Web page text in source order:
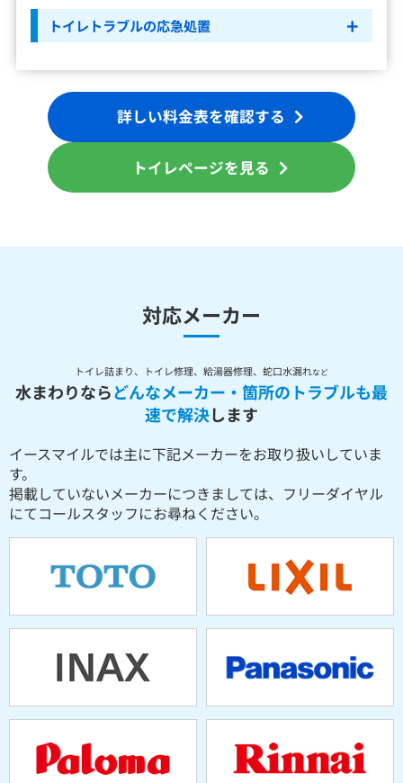
トイレトラブルの応急処置
詳しい料金表を確認する
トイレページを見る
対応メーカー
トイレ詰まり、トイレ修理、給湯器修理、蛇口水漏れなど
水まわりならどんなメーカー・箇所のトラブルも最
速で解決します
イースマイルでは主に下記メーカーをお取り扱いしていま
す。
掲載していないメーカーにつきましては、フリーダイヤル
にてコールスタッフにお尋ねください。